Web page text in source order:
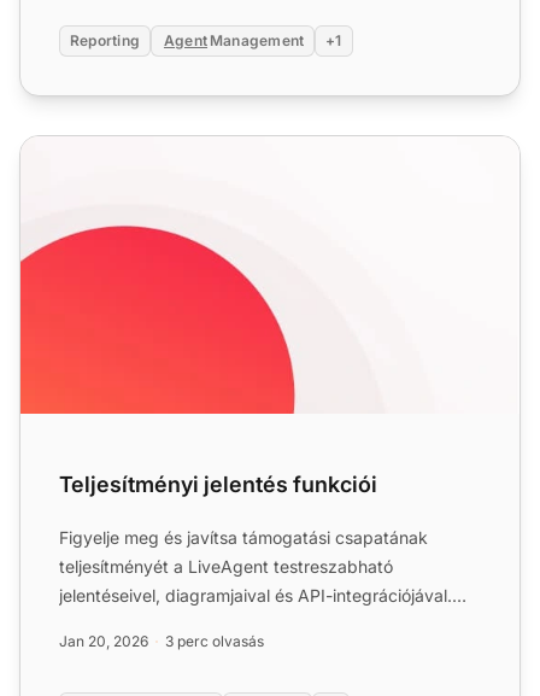
Reporting Agent Management +1
Teljesítményi jelentés funkciói
Teljesítményi jelentés funkciói
Figyelje meg és javítsa támogatási csapatának
teljesítményét a LiveAgent testreszabható
jelentéseivel, diagramjaival és API-integrációjával.
Jan 20, 2026 3 perc olvasás